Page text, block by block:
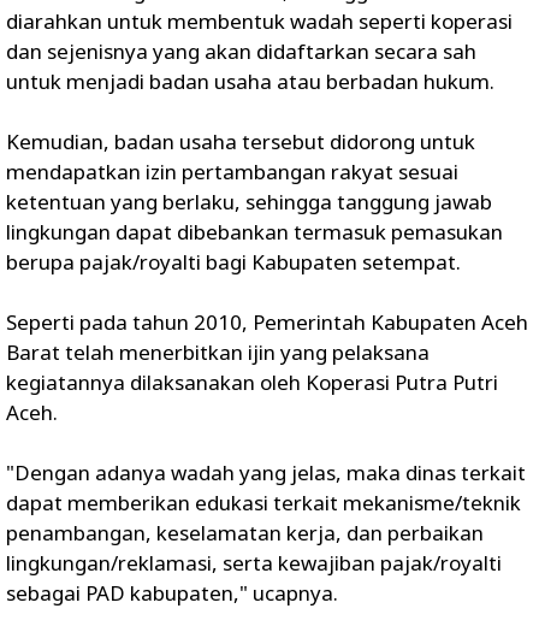
diarahkan untuk membentuk wadah seperti koperasi
dan sejenisnya yang akan didaftarkan secara sah
untuk menjadi badan usaha atau berbadan hukum.
Kemudian, badan usaha tersebut didorong untuk
mendapatkan izin pertambangan rakyat sesuai
ketentuan yang berlaku, sehingga tanggung jawab
lingkungan dapat dibebankan termasuk pemasukan
berupa pajak/royalti bagi Kabupaten setempat.
Seperti pada tahun 2010, Pemerintah Kabupaten Aceh
Barat telah menerbitkan ijin yang pelaksana
kegiatannya dilaksanakan oleh Koperasi Putra Putri
Aceh.
"Dengan adanya wadah yang jelas, maka dinas terkait
dapat memberikan edukasi terkait mekanisme/teknik
penambangan, keselamatan kerja, dan perbaikan
lingkungan/reklamasi, serta kewajiban pajak/royalti
sebagai PAD kabupaten," ucapnya.